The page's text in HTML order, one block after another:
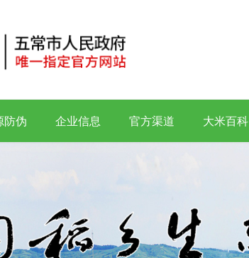
防伪 企业信息 官方渠道 大米百科